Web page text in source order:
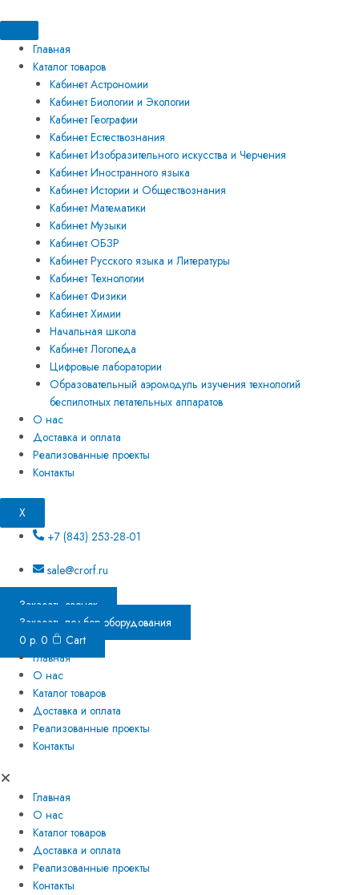
к
содержимому
Главная
Каталог товаров
Кабинет Астрономии
Кабинет Биологии и Экологии
Кабинет Географии
Кабинет Естествознания
Кабинет Изобразительного искусства и Черчения
Кабинет Иностранного языка
Кабинет Истории и Обществознания
Кабинет Математики
Кабинет Музыки
Кабинет ОБЗР
Кабинет Русского языка и Литературы
Кабинет Технологии
Кабинет Физики
Кабинет Химии
Начальная школа
Кабинет Логопеда
Цифровые лаборатории
Образовательный аэромодуль изучения технологий
беспилотных летательных аппаратов
О нас
Доставка и оплата
Реализованные проекты
Контакты
X
+7 (843) 253-28-01
sale@crorf.ru
Заказать звонок
Заказать подбор оборудования
0 р. 0
Cart
Главная
О нас
Каталог товаров
Доставка и оплата
Реализованные проекты
Контакты
Главная
О нас
Каталог товаров
Доставка и оплата
Реализованные проекты
Контакты
товара
Цифровая
лаборатория
начальных
классов
естествознанию
(комплект
обучающегося)